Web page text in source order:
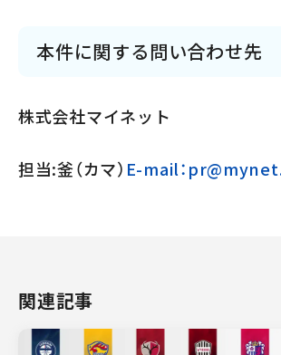
本件に関する問い合わせ先
株式会社マイネット
担当:釜（カマ） E-mail：
関連記事